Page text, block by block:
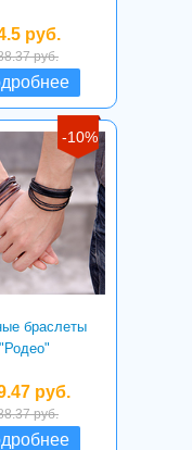
руб.
руб.
-10%
браслеты
"Родео"
руб.
руб.